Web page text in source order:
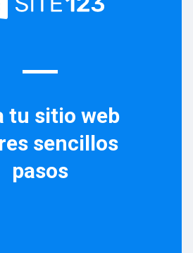
tu sitio web
sencillos
pasos